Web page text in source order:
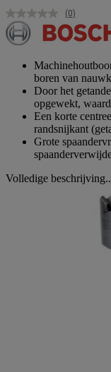
Geen
Dezelfde
(0)
boren van
Door het
opgewekt,
Een korte
randsnijkant
Grote
Volledige